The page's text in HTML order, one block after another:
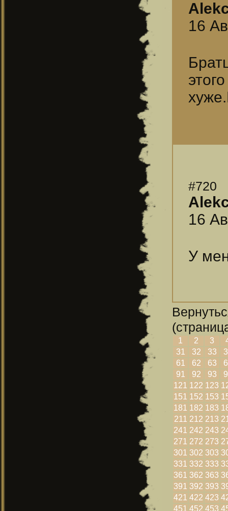
16
#720
16
У
1 2 3
31
32 33
61
62 63
91
92 93
121 122 123
151 152 153
181 182 183
211 212 213
241 242 243
271 272 273
301 302 303
331 332 333
361 362 363
391 392 393
421 422 423
451 452 453